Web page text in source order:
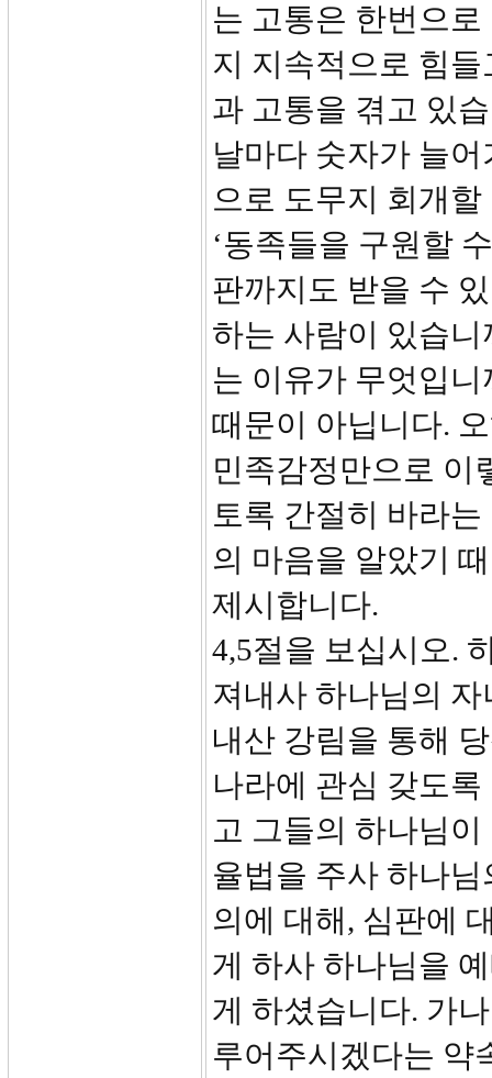
는 고통은 한번으
지 지속적으로 힘
과 고통을 겪고 있
날마다 숫자가 늘
으로 도무지 회개
‘동족들을 구원할
판까지도 받을 수
하는 사람이 있습
는 이유가 무엇입
때문이 아닙니다.
민족감정만으로 이
토록 간절히 바라
의 마음을 알았기
제시합니다.
4,5절을 보십시오.
져내사 하나님의
내산 강림을 통해
나라에 관심 갖도
고 그들의 하나님
율법을 주사 하나
의에 대해, 심판에
게 하사 하나님을
게 하셨습니다. 가
루어주시겠다는 약